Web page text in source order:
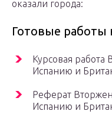
оказали города:
Готовые работы
Курсовая
Испанию и
Реферат
Испанию и